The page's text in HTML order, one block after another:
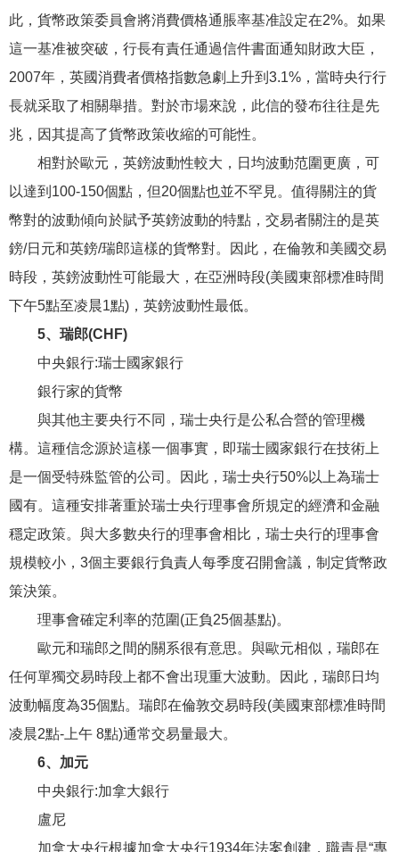
此，貨幣政策委員會將消費價格通脹率基准設定在2%。如果
這一基准被突破，行長有責任通過信件書面通知財政大臣，
2007年，英國消費者價格指數急劇上升到3.1%，當時央行行
長就采取了相關舉措。對於市場來說，此信的發布往往是先
兆，因其提高了貨幣政策收縮的可能性。
相對於歐元，英鎊波動性較大，日均波動范圍更廣，可
以達到100-150個點，但20個點也並不罕見。值得關注的貨
幣對的波動傾向於賦予英鎊波動的特點，交易者關注的是英
鎊/日元和英鎊/瑞郎這樣的貨幣對。因此，在倫敦和美國交易
時段，英鎊波動性可能最大，在亞洲時段(美國東部標准時間
下午5點至凌晨1點)，英鎊波動性最低。
5、瑞郎(CHF)
中央銀行:瑞士國家銀行
銀行家的貨幣
與其他主要央行不同，瑞士央行是公私合營的管理機
構。這種信念源於這樣一個事實，即瑞士國家銀行在技術上
是一個受特殊監管的公司。因此，瑞士央行50%以上為瑞士
國有。這種安排著重於瑞士央行理事會所規定的經濟和金融
穩定政策。與大多數央行的理事會相比，瑞士央行的理事會
規模較小，3個主要銀行負責人每季度召開會議，制定貨幣政
策決策。
理事會確定利率的范圍(正負25個基點)。
歐元和瑞郎之間的關系很有意思。與歐元相似，瑞郎在
任何單獨交易時段上都不會出現重大波動。因此，瑞郎日均
波動幅度為35個點。瑞郎在倫敦交易時段(美國東部標准時間
凌晨2點-上午 8點)通常交易量最大。
6、加元
中央銀行:加拿大銀行
盧尼
加拿大央行根據加拿大央行1934年法案創建，職責是“專